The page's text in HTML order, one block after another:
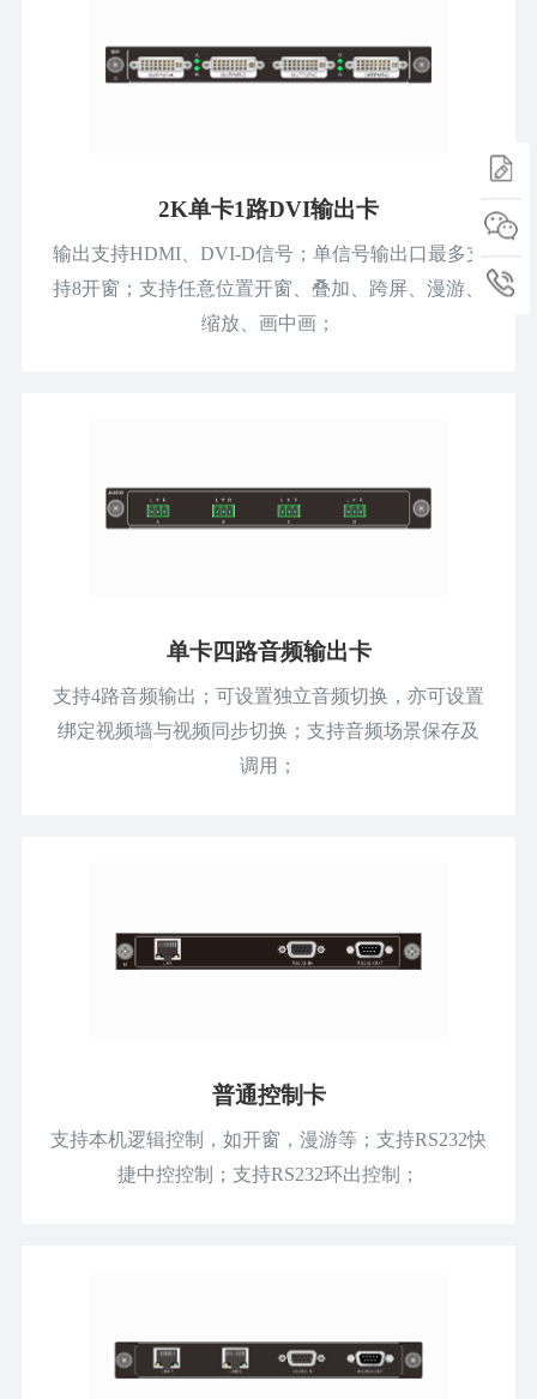
2K单卡1路DVI输出卡
输出支持HDMI、DVI-D信号；单信号输出口最多支
持8开窗；支持任意位置开窗、叠加、跨屏、漫游、
缩放、画中画；
单卡四路音频输出卡
支持4路音频输出；可设置独立音频切换，亦可设置
绑定视频墙与视频同步切换；支持音频场景保存及
调用；
普通控制卡
支持本机逻辑控制，如开窗，漫游等；支持RS232快
捷中控控制；支持RS232环出控制；